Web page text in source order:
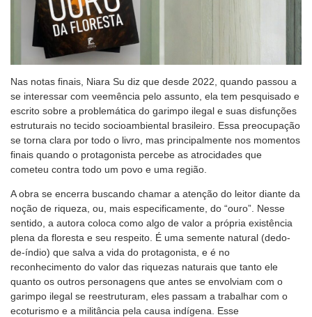
Nas notas finais, Niara Su diz que desde 2022, quando passou a
se interessar com veemência pelo assunto, ela tem pesquisado e
escrito sobre a problemática do garimpo ilegal e suas disfunções
estruturais no tecido socioambiental brasileiro. Essa preocupação
se torna clara por todo o livro, mas principalmente nos momentos
finais quando o protagonista percebe as atrocidades que
cometeu contra todo um povo e uma região.
A obra se encerra buscando chamar a atenção do leitor diante da
noção de riqueza, ou, mais especificamente, do “ouro”. Nesse
sentido, a autora coloca como algo de valor a própria existência
plena da floresta e seu respeito. É uma semente natural (dedo-
de-índio) que salva a vida do protagonista, e é no
reconhecimento do valor das riquezas naturais que tanto ele
quanto os outros personagens que antes se envolviam com o
garimpo ilegal se reestruturam, eles passam a trabalhar com o
ecoturismo e a militância pela causa indígena. Esse